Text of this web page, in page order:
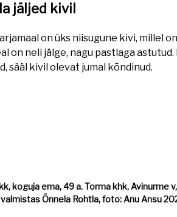
jäljed kivil
on üks niisugune kivi, millel
on neli jälge, nagu pastlaga
sääl kivil olevat jumal kõndinud.
koguja ema, 49 a. Torma khk, Avinurme
Õnnela Rohtla, foto: Anu Ansu